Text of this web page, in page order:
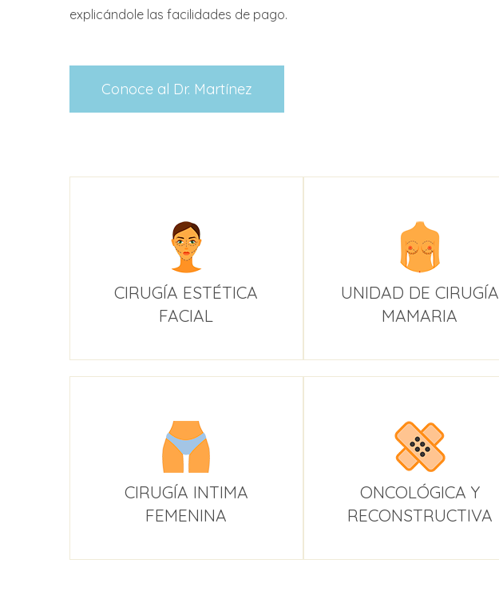
explicándole las facilidades de pago.
Conoce al Dr. Martínez
CIRUGÍA ESTÉTICA
FACIAL
UNIDAD DE CIRUGÍA
MAMARIA
CIRUGÍA INTIMA
FEMENINA
ONCOLÓGICA Y
RECONSTRUCTIVA